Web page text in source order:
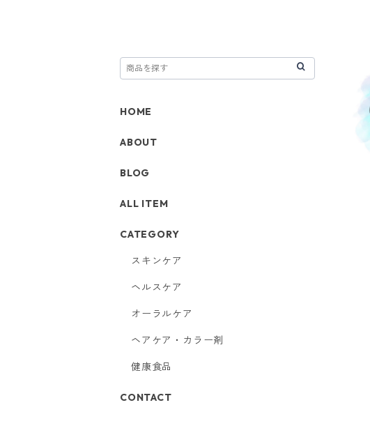
HOME
ABOUT
BLOG
ALL ITEM
CATEGORY
スキンケア
ヘルスケア
オーラルケア
ヘアケア・カラー剤
健康食品
CONTACT